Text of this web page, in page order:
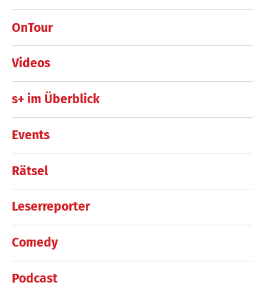
OnTour
Videos
s+ im Überblick
Events
Rätsel
Leserreporter
Comedy
Podcast